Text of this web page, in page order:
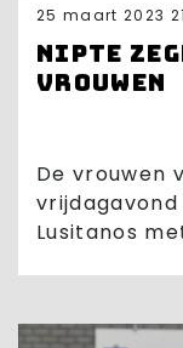
25 maart 2023
Nipte
vrouwen
De vrouwen
Lusitanos